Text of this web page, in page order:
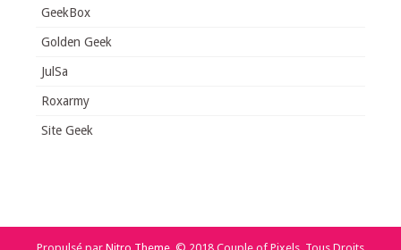
GeekBox
Golden Geek
JulSa
Roxarmy
Site Geek